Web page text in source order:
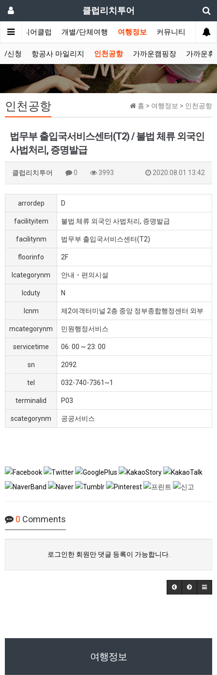
클럽리치투어
시니어클럽 개별/단체여행 여행정보 커뮤니티
/신청 항공사 마일리지 인천공항 가까운캠핑장 가까운휴
홈 > 여행정보 > 인천공항
인천공항
법무부 출입국서비스센터(T2) / 불법 체류 외국인
사법처리, 증명발급
클럽리치투어 0 3993 2020.08.01 13:42
arrordep D
facilityitem 불법 체류 외국인 사법처리, 증명발급
facilitynm 법무부 출입국서비스센터(T2)
floorinfo 2F
lcategorynm 안내・편의시설
lcduty N
lcnm 제2여객터미널 2층 중앙 정부종합행정센터 외부
mcategorynm 민원행정서비스
servicetime 06: 00 ~ 23: 00
sn 2092
tel 032-740-7361~1
terminalid P03
scategorynm 공공서비스
0 Comments
로그인한 회원만 댓글 등록이 가능합니다.
여행정보